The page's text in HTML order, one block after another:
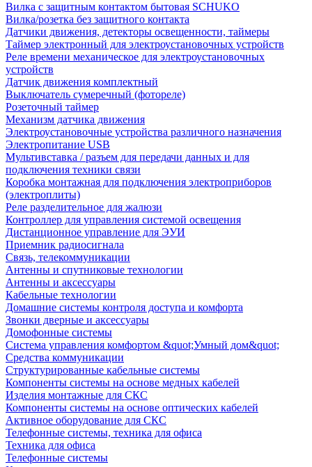
Вилка с защитным контактом бытовая SCHUKO
Вилка/розетка без защитного контакта
Датчики движения, детекторы освещенности, таймеры
Таймер электронный для электроустановочных устройств
Реле времени механическое для электроустановочных
устройств
Датчик движения комплектный
Выключатель сумеречный (фотореле)
Розеточный таймер
Механизм датчика движения
Электроустановочные устройства различного назначения
Электропитание USB
Мультивставка / разъем для передачи данных и для
подключения техники связи
Коробка монтажная для подключения электроприборов
(электроплиты)
Реле разделительное для жалюзи
Контроллер для управления системой освещения
Дистанционное управление для ЭУИ
Приемник радиосигнала
Связь, телекоммуникации
Антенны и спутниковые технологии
Антенны и аксессуары
Кабельные технологии
Домашние системы контроля доступа и комфорта
Звонки дверные и аксессуары
Домофонные системы
Система управления комфортом &quot;Умный дом&quot;
Средства коммуникации
Структурированные кабельные системы
Компоненты системы на основе медных кабелей
Изделия монтажные для СКС
Компоненты системы на основе оптических кабелей
Активное оборудование для СКС
Телефонные системы, техника для офиса
Техника для офиса
Телефонные системы